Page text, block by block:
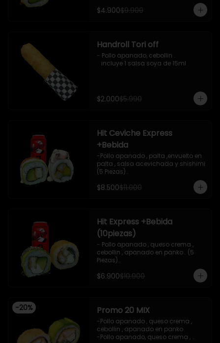
incluye 1 salsa de soya de 15 ml
$4.900$9.900
Handroll Tori off
- Pollo apanado, cebollin .
   incluye 1 salsa soya de 15ml
$2.000$5.990
Hit Ceviche Express
+Bebida
-Pollo apanado , palta ,envuelto en
palta , salsa acevichada y shishimi
(5 Piezas)
-Camaron cocido , palta ,ceviche
mixto , salsa acevichada ( 5 Piezas)
-Incluye 1 bebida (coca cola zero), Y
$8.500$11.000
Hit Express +Bebida
(10piezas)
- Pollo apanado , queso crema ,
cebollin , apanado en panko . (5
Piezas)
palta ,envuelto en palta , salsa
-Imagen referencial .
$6.900$10.900
-20% Promo 20 MIX
-Pollo apanado , queso crema ,
cebollin , apanado en panko
-Pollo apanado, queso crema ,